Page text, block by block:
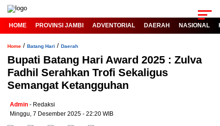
HOME PROVINSI JAMBI ADVENTORIAL DAERAH NASIONAL
Home / Batang Hari / Daerah
Bupati Batang Hari Award 2025 : Zulva
Fadhil Serahkan Trofi Sekaligus
Semangat Ketangguhan
Admin - Redaksi
Minggu, 7 Desember 2025 - 22:20 WIB